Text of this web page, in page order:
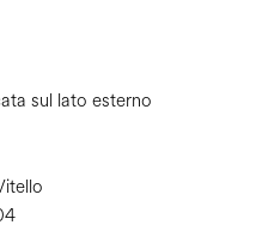
sul lato esterno